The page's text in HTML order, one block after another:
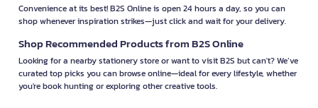
Convenience at its best! B2S Online is open 24 hours a day, so you can
shop whenever inspiration strikes—just click and wait for your delivery.
Shop Recommended Products from B2S Online
Looking for a nearby stationery store or want to visit B2S but can't? We’ve
curated top picks you can browse online—ideal for every lifestyle, whether
you're book hunting or exploring other creative tools.